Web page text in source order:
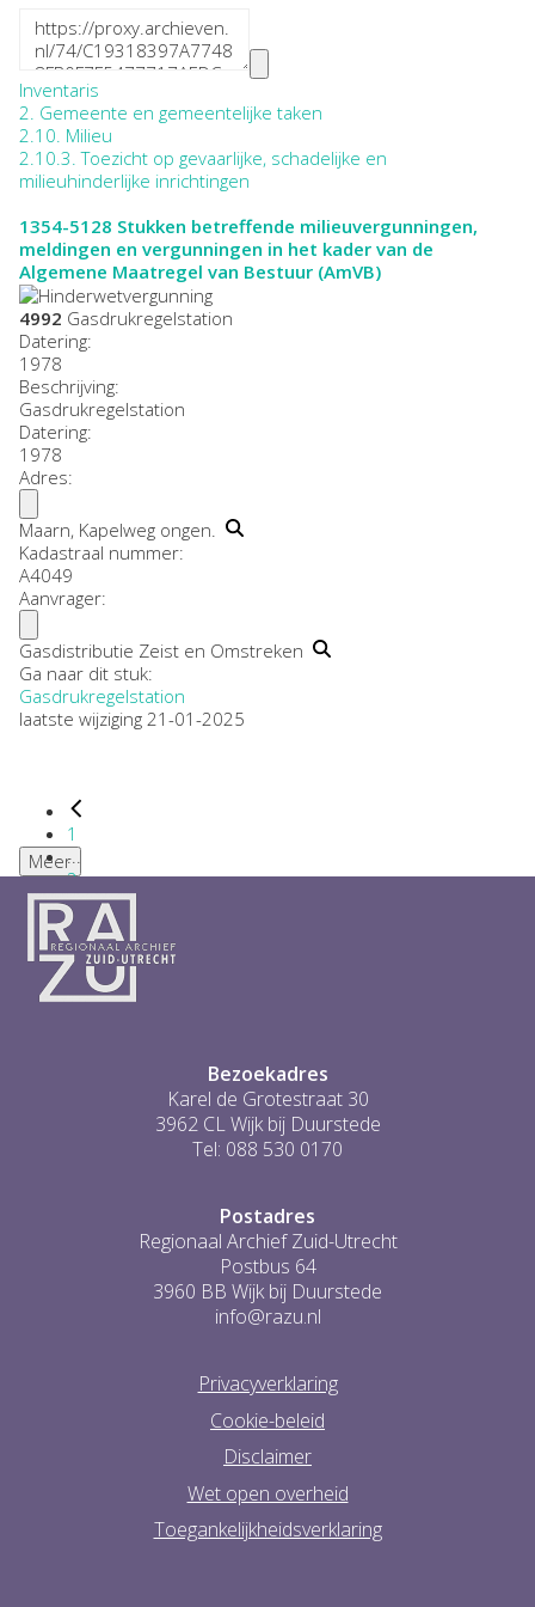
Inventaris
2. Gemeente en gemeentelijke taken
2.10. Milieu
2.10.3. Toezicht op gevaarlijke, schadelijke en
milieuhinderlijke inrichtingen
1354-5128 Stukken betreffende milieuvergunningen,
meldingen en vergunningen in het kader van de
Algemene Maatregel van Bestuur (AmVB)
4992 Gasdrukregelstation
Datering:
1978
Beschrijving:
Gasdrukregelstation
Datering:
1978
Adres:
Maarn, Kapelweg ongen.
Kadastraal nummer:
A4049
Aanvrager:
Gasdistributie Zeist en Omstreken
Ga naar dit stuk:
Gasdrukregelstation
laatste wijziging 21-01-2025
1
...
2
3
4
5
6
...
Meer
Bezoekadres
Karel de Grotestraat 30
3962 CL Wijk bij Duurstede
Tel: 088 530 0170
Postadres
Regionaal Archief Zuid-Utrecht
Postbus 64
3960 BB Wijk bij Duurstede
info@razu.nl
Privacyverklaring
Cookie-beleid
Disclaimer
Wet open overheid
Toegankelijkheidsverklaring